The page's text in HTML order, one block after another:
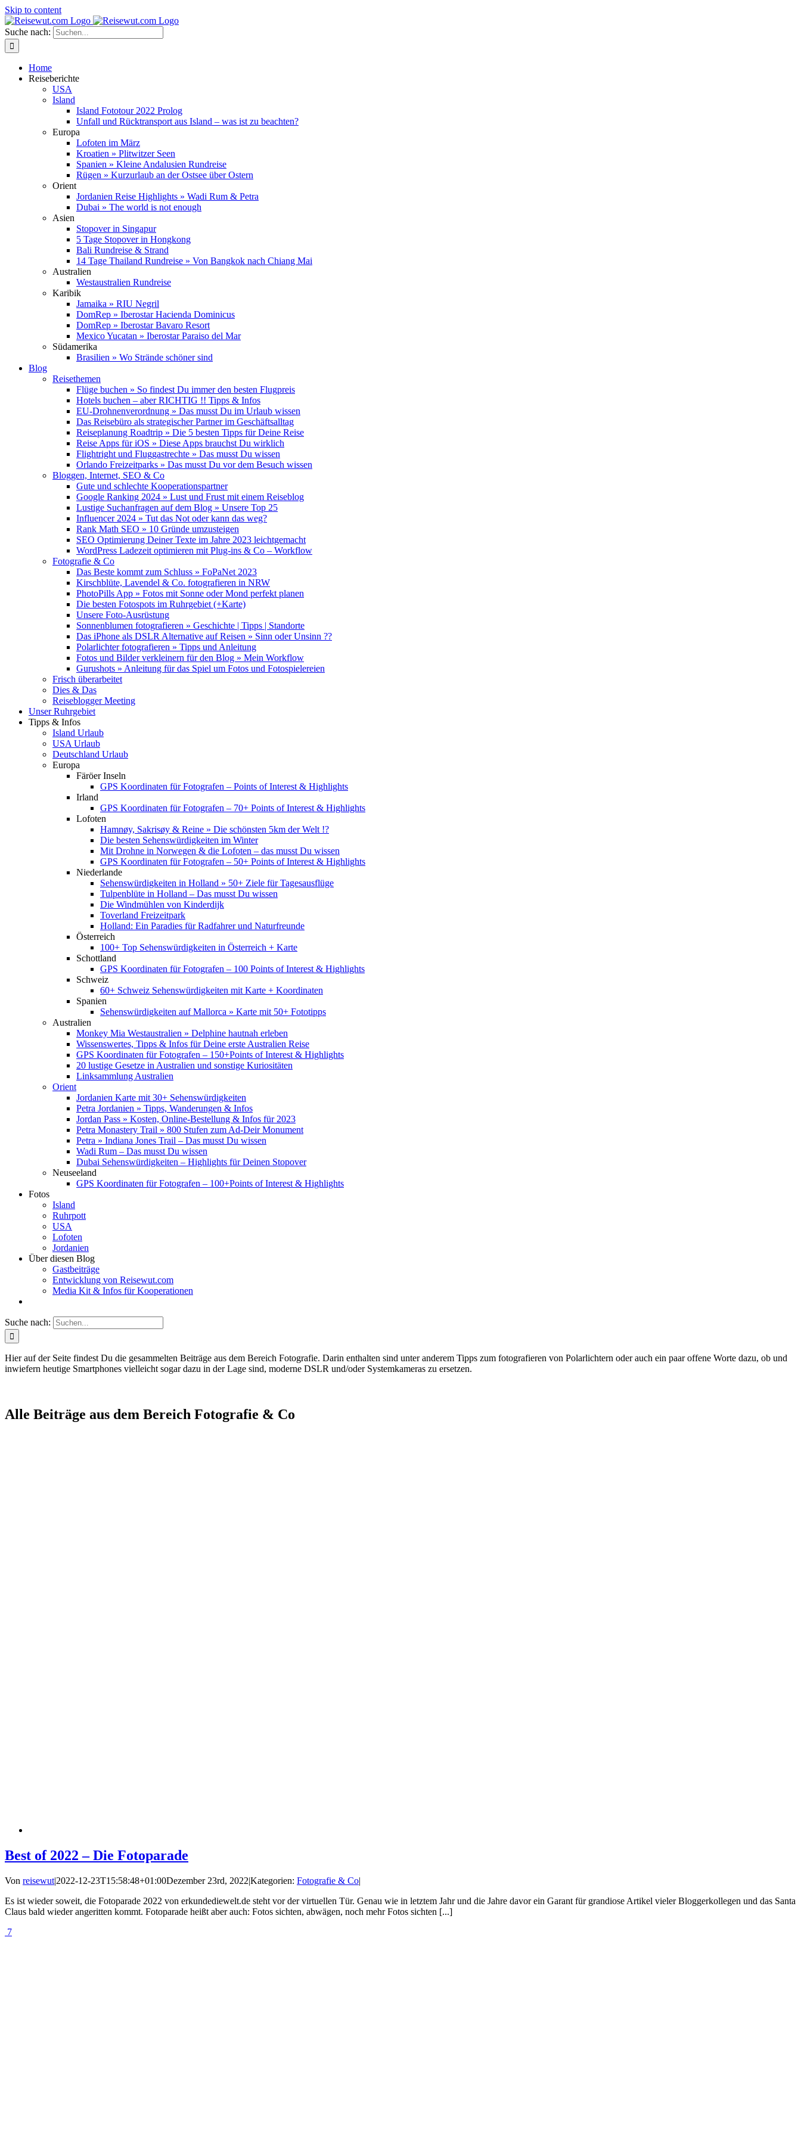
Skip to content
Suche nach:
Home
Reiseberichte
USA
Island
Island Fototour 2022 Prolog
Unfall und Rücktransport aus Island – was ist zu beachten?
Europa
Lofoten im März
Kroatien » Plitwitzer Seen
Spanien » Kleine Andalusien Rundreise
Rügen » Kurzurlaub an der Ostsee über Ostern
Orient
Jordanien Reise Highlights » Wadi Rum & Petra
Dubai » The world is not enough
Asien
Stopover in Singapur
5 Tage Stopover in Hongkong
Bali Rundreise & Strand
14 Tage Thailand Rundreise » Von Bangkok nach Chiang Mai
Australien
Westaustralien Rundreise
Karibik
Jamaika » RIU Negril
DomRep » Iberostar Hacienda Dominicus
DomRep » Iberostar Bavaro Resort
Mexico Yucatan » Iberostar Paraiso del Mar
Südamerika
Brasilien » Wo Strände schöner sind
Blog
Reisethemen
Flüge buchen » So findest Du immer den besten Flugpreis
Hotels buchen – aber RICHTIG !! Tipps & Infos
EU-Drohnenverordnung » Das musst Du im Urlaub wissen
Das Reisebüro als strategischer Partner im Geschäftsalltag
Reiseplanung Roadtrip » Die 5 besten Tipps für Deine Reise
Reise Apps für iOS » Diese Apps brauchst Du wirklich
Flightright und Fluggastrechte » Das musst Du wissen
Orlando Freizeitparks » Das musst Du vor dem Besuch wissen
Bloggen, Internet, SEO & Co
Gute und schlechte Kooperationspartner
Google Ranking 2024 » Lust und Frust mit einem Reiseblog
Lustige Suchanfragen auf dem Blog » Unsere Top 25
Influencer 2024 » Tut das Not oder kann das weg?
Rank Math SEO » 10 Gründe umzusteigen
SEO Optimierung Deiner Texte im Jahre 2023 leichtgemacht
WordPress Ladezeit optimieren mit Plug-ins & Co – Workflow
Fotografie & Co
Das Beste kommt zum Schluss » FoPaNet 2023
Kirschblüte, Lavendel & Co. fotografieren in NRW
PhotoPills App » Fotos mit Sonne oder Mond perfekt planen
Die besten Fotospots im Ruhrgebiet (+Karte)
Unsere Foto-Ausrüstung
Sonnenblumen fotografieren » Geschichte | Tipps | Standorte
Das iPhone als DSLR Alternative auf Reisen » Sinn oder Unsinn ??
Polarlichter fotografieren » Tipps und Anleitung
Fotos und Bilder verkleinern für den Blog » Mein Workflow
Gurushots » Anleitung für das Spiel um Fotos und Fotospielereien
Frisch überarbeitet
Dies & Das
Reiseblogger Meeting
Unser Ruhrgebiet
Tipps & Infos
Island Urlaub
USA Urlaub
Deutschland Urlaub
Europa
Färöer Inseln
GPS Koordinaten für Fotografen – Points of Interest & Highlights
Irland
GPS Koordinaten für Fotografen – 70+ Points of Interest & Highlights
Lofoten
Hamnøy, Sakrisøy & Reine » Die schönsten 5km der Welt !?
Die besten Sehenswürdigkeiten im Winter
Mit Drohne in Norwegen & die Lofoten – das musst Du wissen
GPS Koordinaten für Fotografen – 50+ Points of Interest & Highlights
Niederlande
Sehenswürdigkeiten in Holland » 50+ Ziele für Tagesausflüge
Tulpenblüte in Holland – Das musst Du wissen
Die Windmühlen von Kinderdijk
Toverland Freizeitpark
Holland: Ein Paradies für Radfahrer und Naturfreunde
Österreich
100+ Top Sehenswürdigkeiten in Österreich + Karte
Schottland
GPS Koordinaten für Fotografen – 100 Points of Interest & Highlights
Schweiz
60+ Schweiz Sehenswürdigkeiten mit Karte + Koordinaten
Spanien
Sehenswürdigkeiten auf Mallorca » Karte mit 50+ Fototipps
Australien
Monkey Mia Westaustralien » Delphine hautnah erleben
Wissenswertes, Tipps & Infos für Deine erste Australien Reise
GPS Koordinaten für Fotografen – 150+Points of Interest & Highlights
20 lustige Gesetze in Australien und sonstige Kuriositäten
Linksammlung Australien
Orient
Jordanien Karte mit 30+ Sehenswürdigkeiten
Petra Jordanien » Tipps, Wanderungen & Infos
Jordan Pass » Kosten, Online-Bestellung & Infos für 2023
Petra Monastery Trail » 800 Stufen zum Ad-Deir Monument
Petra » Indiana Jones Trail – Das musst Du wissen
Wadi Rum – Das musst Du wissen
Dubai Sehenswürdigkeiten – Highlights für Deinen Stopover
Neuseeland
GPS Koordinaten für Fotografen – 100+Points of Interest & Highlights
Fotos
Island
Ruhrpott
USA
Lofoten
Jordanien
Über diesen Blog
Gastbeiträge
Entwicklung von Reisewut.com
Media Kit & Infos für Kooperationen
Suche nach:
Hier auf der Seite findest Du die gesammelten Beiträge aus dem Bereich Fotografie. Darin enthalten sind unter anderem Tipps zum fotografieren von Polarlichtern oder auch ein paar offene Worte dazu, ob und
inwiefern heutige Smartphones vielleicht sogar dazu in der Lage sind, moderne DSLR und/oder Systemkameras zu ersetzen.
Alle Beiträge aus dem Bereich Fotografie & Co
Best of 2022 – Die Fotoparade
Von reisewut|2022-12-23T15:58:48+01:00Dezember 23rd, 2022|Kategorien: Fotografie & Co|
Es ist wieder soweit, die Fotoparade 2022 von erkundediewelt.de steht vor der virtuellen Tür. Genau wie in letztem Jahr und die Jahre davor ein Garant für grandiose Artikel vieler Bloggerkollegen und das Santa
Claus bald wieder angeritten kommt. Fotoparade heißt aber auch: Fotos sichten, abwägen, noch mehr Fotos sichten [...]
7